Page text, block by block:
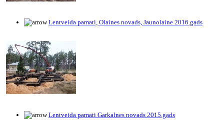
Lentveida pamati, Olaines novads, Jaunolaine 2016.gads
Lentveida pamati Garkalnes novads 2015.gads